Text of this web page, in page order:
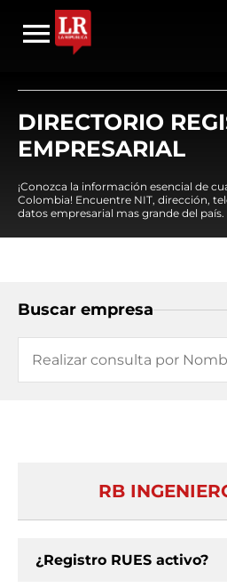
DIRECTORIO
EMPRESARIAL
¡Conozca la información esencial de
Colombia! Encuentre NIT, dirección,
datos empresarial mas grande del país.
Buscar empresa
RB
¿Registro RUES activo?